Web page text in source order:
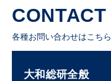
CONTACT
各種お問い合わせはこちら
大和総研全般